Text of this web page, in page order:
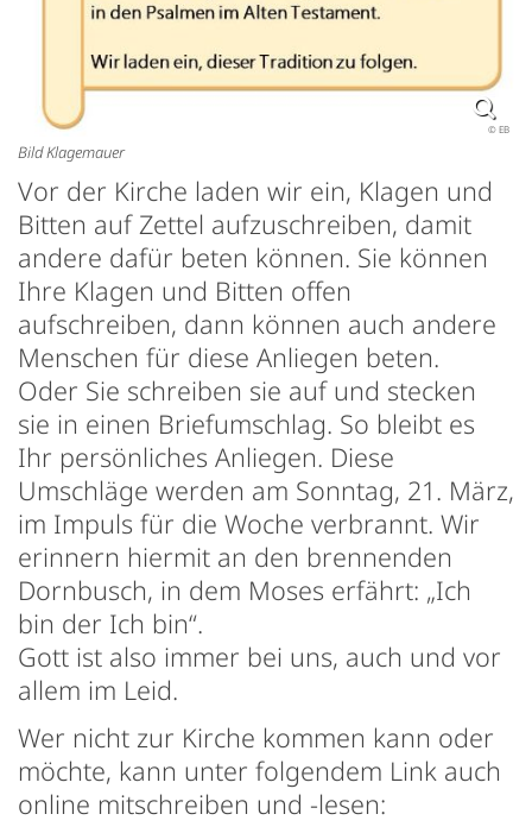
© EB
Bild Klagemauer
Vor der Kirche laden wir ein, Klagen und
Bitten auf Zettel aufzuschreiben, damit
andere dafür beten können. Sie können
Ihre Klagen und Bitten offen
aufschreiben, dann können auch andere
Menschen für diese Anliegen beten.
Oder Sie schreiben sie auf und stecken
sie in einen Briefumschlag. So bleibt es
Ihr persönliches Anliegen. Diese
Umschläge werden am Sonntag, 21. März,
im Impuls für die Woche verbrannt. Wir
erinnern hiermit an den brennenden
Dornbusch, in dem Moses erfährt: „Ich
bin der Ich bin“.
Gott ist also immer bei uns, auch und vor
allem im Leid.
Wer nicht zur Kirche kommen kann oder
möchte, kann unter folgendem Link auch
online mitschreiben und -lesen: